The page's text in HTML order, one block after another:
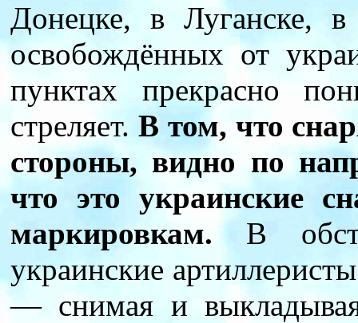
Донецке, в Луганске,
освобождённых от
пунктах прекрасно
стреляет. В том, что
стороны, видно по
что это украинские
маркировкам. В
украинские
— снимая и